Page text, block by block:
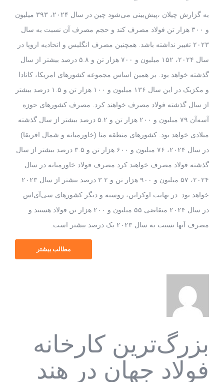
به گزارش چیلان ،پیش‌بینی می‌شود چین در سال ۲۰۲۴، ۳۹۳ میلیون
و ۳۰۰ هزار تن فولاد مصرف کند و حجم مصرف آن نسبت به سال
۲۰۲۳ تغییر نداشته باشد. همچنین مصرف انگلیس و اتحادیه اروپا در
سال ۲۰۲۴، ۱۵۲ میلیون و ۷۰۰ هزار تن و ۵.۸ درصد بیشتر از سال
گذشته خواهد بود. بر همین اساس مجموعه کشورهای امریکا، کانادا
و مکزیک در این سال ۱۳۶ میلیون و ۱۰۰ هزار تن و ۱.۵ درصد بیشتر
از سال گذشته فولاد مصرف خواهند کرد. مصرف کشورهای حوزه
آسه‌آن ۷۹ میلیون و ۲۰۰ هزار تن و ۵.۲ درصد بیشتر از سال گذشته
میلادی خواهد بود. کشورهای منطقه منا (خاورمیانه و شمال افریقا)
در سال ۲۰۲۴، ۷۶ میلیون و ۶۰۰ هزار تن و ۳.۵ درصد بیشتر از سال
گذشته فولاد مصرف خواهند کرد.مصرف فولاد خاورمیانه در سال
۲۰۲۴، ۵۷ میلیون و ۹۰۰ هزار تن و ۳.۲ درصد بیشتر از سال ۲۰۲۳
خواهد بود. در نهایت اوکراین، روسیه و دیگر کشورهای سی‌آی‌اس
در سال ۲۰۲۴ متقاضی ۵۵ میلیون و ۲۰۰ هزار تن فولاد هستند و
مصرف آنها نسبت به سال ۲۰۲۳ یک درصد بیشتر است.
مطالب بیشتر
بزرگ‌ترین کارخانه
فولاد جهان در هند